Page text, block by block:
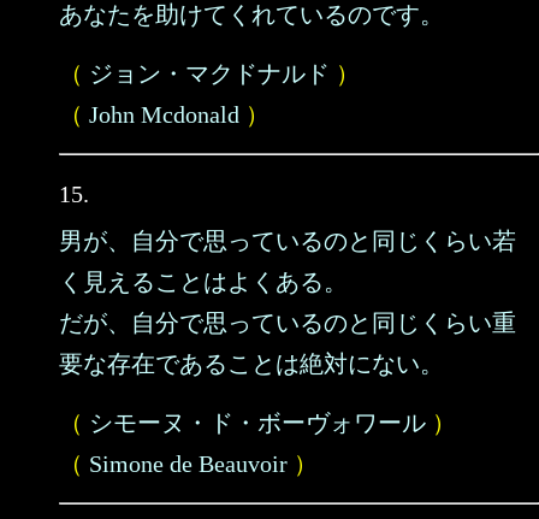
あなたを助けてくれているのです。
（ ジョン・マクドナルド ）
（ John Mcdonald ）
15.
男が、自分で思っているのと同じくらい若
く見えることはよくある。
だが、自分で思っているのと同じくらい重
要な存在であることは絶対にない。
（ シモーヌ・ド・ボーヴォワール ）
（ Simone de Beauvoir ）